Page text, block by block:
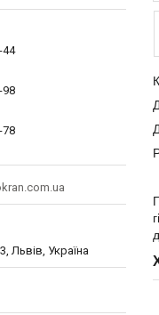
44
98
78
Львів, Україна